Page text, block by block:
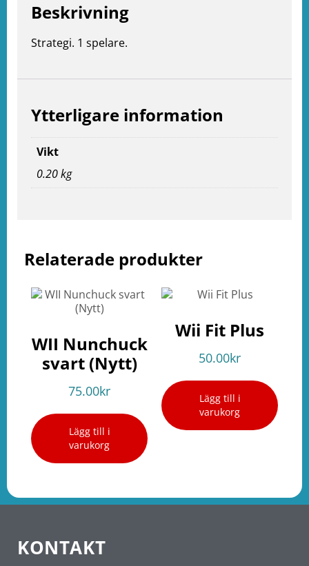
Relaterade produkter
WII Nunchuck
svart (Nytt)
75.00kr
Lägg till i
varukorg
Wii Fit Plus
50.00kr
Lägg till i
varukorg
Beskrivning
Strategi. 1 spelare.
Ytterligare information
Vikt
0.20 kg
KONTAKT